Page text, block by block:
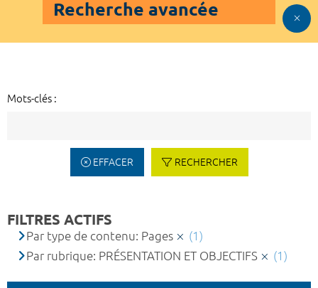
Recherche avancée
Mots-clés :
EFFACER RECHERCHER
FILTRES ACTIFS
Par type de contenu: Pages
(1)
Par rubrique: PRÉSENTATION ET OBJECTIFS
(1)